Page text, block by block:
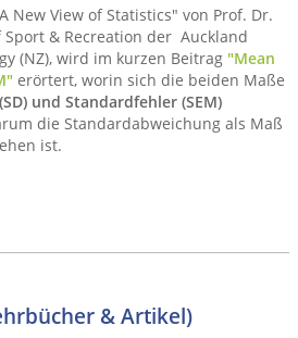
New View of Statistics" von Prof. Dr.
Sport & Recreation der Auckland
(NZ), wird im kurzen Beitrag "Mean
erörtert, worin sich die beiden Maße
und Standardfehler (SEM)
die Standardabweichung als Maß
ist.
& Artikel)